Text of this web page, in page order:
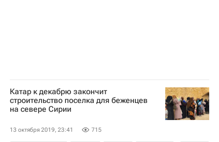
Катар к декабрю закончит
строительство поселка для беженцев
на севере Сирии
13 октября 2019, 23:41 715